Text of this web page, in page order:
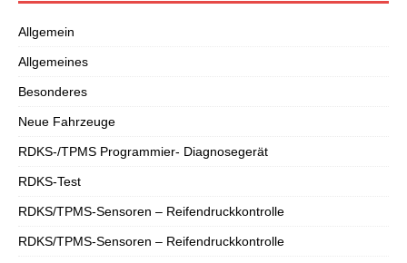
Allgemein
Allgemeines
Besonderes
Neue Fahrzeuge
RDKS-/TPMS Programmier- Diagnosegerät
RDKS-Test
RDKS/TPMS-Sensoren – Reifendruckkontrolle
RDKS/TPMS-Sensoren – Reifendruckkontrolle